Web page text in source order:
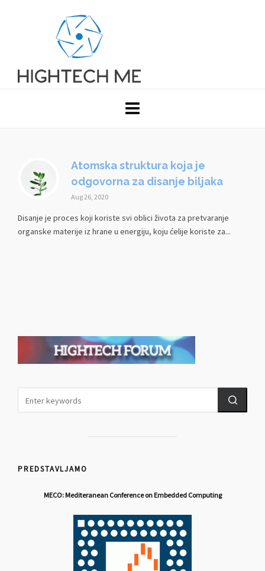
Atomska struktura koja je
odgovorna za disanje biljaka
Aug 26, 2020
Disanje je proces koji koriste svi oblici života za pretvaranje
organske materije iz hrane u energiju, koju ćelije koriste za...
PREDSTAVLJAMO
MECO: Mediteranean Conference on Embedded Computing